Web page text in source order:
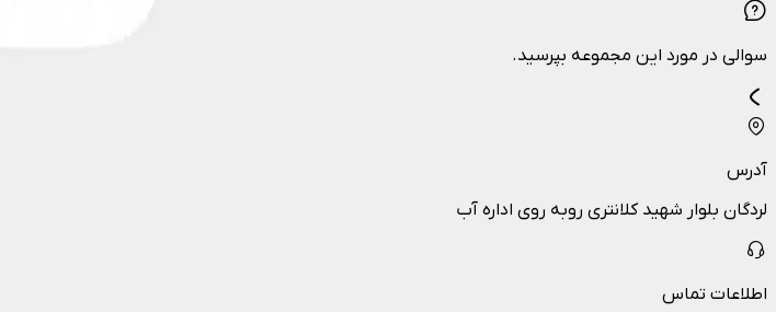
سوالی در مورد این مجموعه بپرسید.
آدرس
لردگان بلوار شهید کلانتری روبه روی اداره آب
اطلاعات تماس